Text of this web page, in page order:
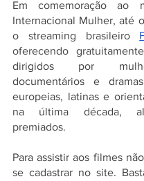
Em comemoração ao
Internacional Mulher, até
o streaming brasileiro
oferecendo
dirigidos por
documentários e
europeias, latinas e
na última década,
premiados.
Para assistir aos filmes
se cadastrar no site.